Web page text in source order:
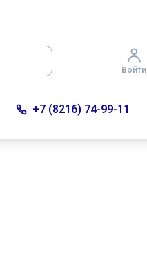
Войти
+7 (8216) 74-99-11